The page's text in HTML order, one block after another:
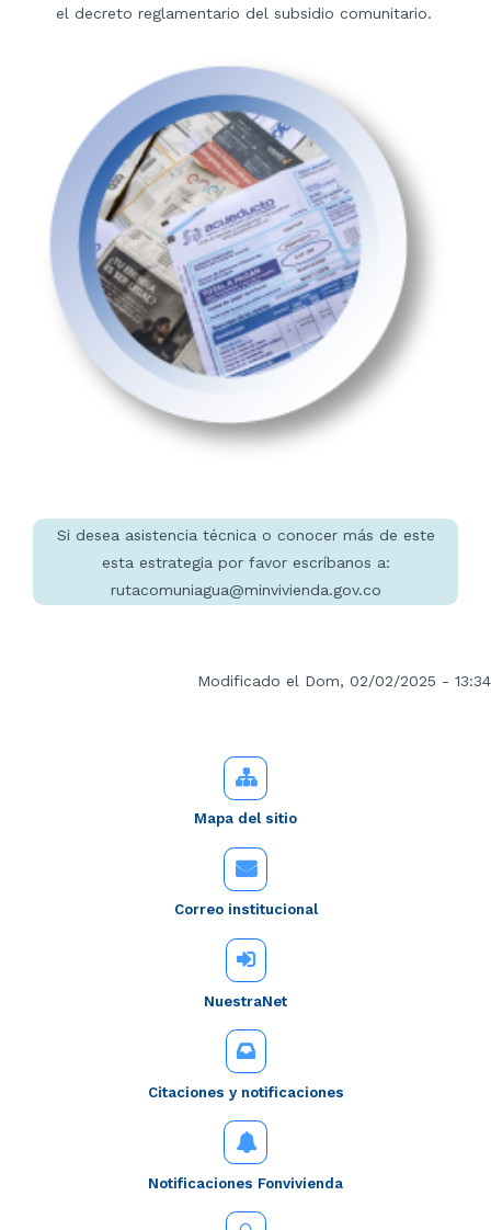
el decreto reglamentario del subsidio comunitario.
Si desea asistencia técnica o conocer más de este
esta estrategia por favor escríbanos a:
rutacomuniagua@minvivienda.gov.co
Modificado el Dom, 02/02/2025 - 13:34
Mapa del sitio
Correo institucional
NuestraNet
Citaciones y notificaciones
Notificaciones Fonvivienda